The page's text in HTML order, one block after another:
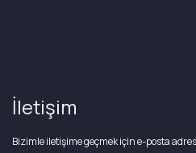
İletişim
Bizimle iletişime geçmek için e-posta